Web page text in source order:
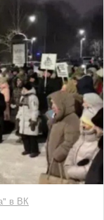
в ВК